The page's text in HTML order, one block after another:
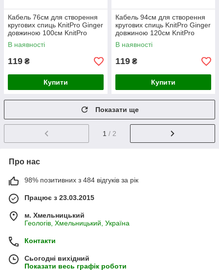
Кабель 76см для створення
кругових спиць KnitPro Ginger
довжиною 100см KnitPro
В наявності
119 ₴
Купити
Кабель 94см для створення
кругових спиць KnitPro Ginger
довжиною 120см KnitPro
В наявності
119 ₴
Купити
Показати ще
1 / 2
Про нас
98% позитивних з 484 відгуків за рік
Працює з 23.03.2015
м. Хмельницький
Геологів, Хмельницький, Україна
Контакти
Сьогодні вихідний
Показати весь графік роботи